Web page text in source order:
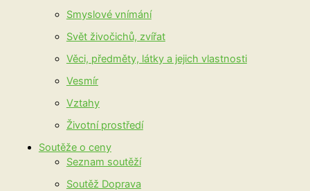
Smyslové vnímání
Svět živočichů, zvířat
Věci, předměty, látky a jejich vlastnosti
Vesmír
Vztahy
Životní prostředí
Soutěže o ceny
Seznam soutěží
Soutěž Doprava